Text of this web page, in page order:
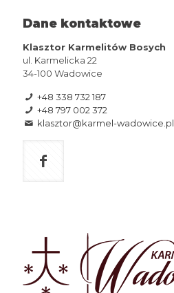
Dane kontaktowe
Klasztor Karmelitów Bosych
ul. Karmelicka 22
34-100 Wadowice
+48 338 732 187
+48 797 002 372
klasztor@karmel-wadowice.pl